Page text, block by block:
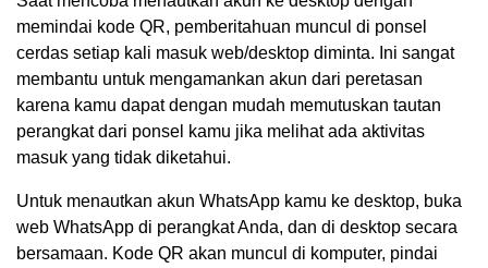
memindai kode QR, pemberitahuan muncul di ponsel
cerdas setiap kali masuk web/desktop diminta. Ini sangat
membantu untuk mengamankan akun dari peretasan
karena kamu dapat dengan mudah memutuskan tautan
perangkat dari ponsel kamu jika melihat ada aktivitas
masuk yang tidak diketahui.
Untuk menautkan akun WhatsApp kamu ke desktop, buka
web WhatsApp di perangkat Anda, dan di desktop secara
bersamaan. Kode QR akan muncul di komputer, pindai